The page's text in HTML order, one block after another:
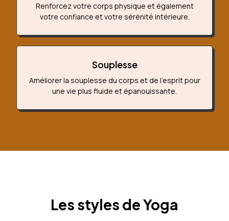
Renforcez votre corps physique et également
votre confiance et votre sérénité intérieure.
Souplesse
Améliorer la souplesse du corps et de l’esprit pour
une vie plus fluide et épanouissante.
Les styles de Yoga